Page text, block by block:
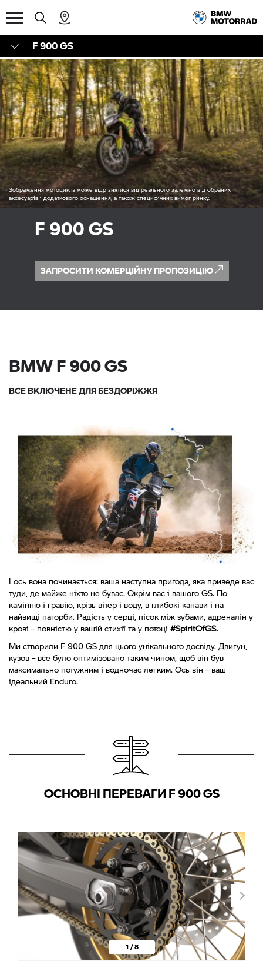
F 900 GS
Зображення мотоцикла може відрізнятися від реального залежно від обраних
аксесуарів і додаткового оснащення, а також специфічних вимог ринку.
F 900 GS
ЗАПРОСИТИ КОМЕРЦІЙНУ ПРОПОЗИЦІЮ
BMW F 900 GS
ВСЕ ВКЛЮЧЕНЕ ДЛЯ БЕЗДОРІЖЖЯ
І ось вона починається: ваша наступна пригода, яка приведе вас
туди, де майже ніхто не буває. Окрім вас і вашого GS. По
камінню і гравію, крізь вітер і воду, в глибокі канави і на
найвищі пагорби. Радість у серці, пісок між зубами, адреналін у
крові – повністю у вашій стихії та у потоці #SpiritOfGS.
Ми створили F 900 GS для цього унікального досвіду. Двигун,
кузов – все було оптимізовано таким чином, щоб він був
максимально потужним і водночас легким. Ось він – ваш
ідеальний Enduro.
ОСНОВНІ ПЕРЕВАГИ F 900 GS
1 / 8